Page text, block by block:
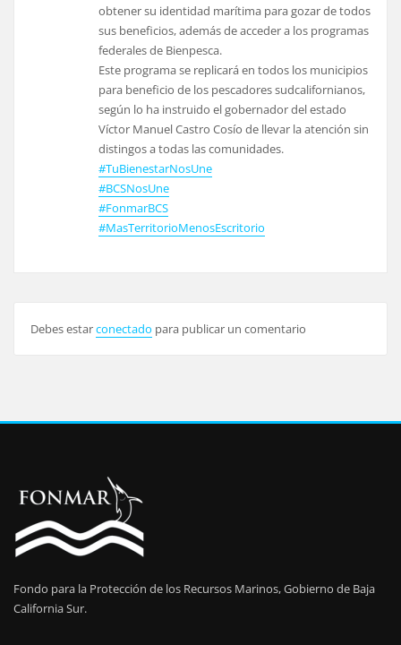
obtener su identidad marítima para gozar de todos
sus beneficios, además de acceder a los programas
federales de Bienpesca.
Este programa se replicará en todos los municipios
para beneficio de los pescadores sudcalifornianos,
según lo ha instruido el gobernador del estado
Víctor Manuel Castro Cosío de llevar la atención sin
distingos a todas las comunidades.
#TuBienestarNosUne
#BCSNosUne
#FonmarBCS
#MasTerritorioMenosEscritorio
Debes estarconectado para publicar un comentario
Fondo para la Protección de los Recursos Marinos, Gobierno de Baja
California Sur.